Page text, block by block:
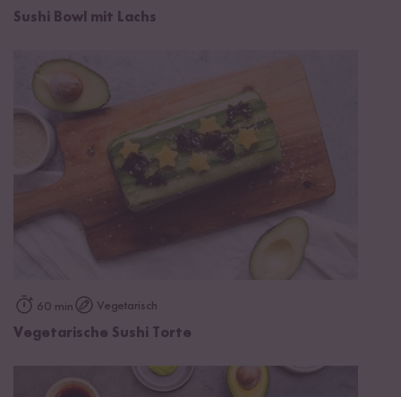
Sushi Bowl mit Lachs
60 min Vegetarisch
Vegetarische Sushi Torte